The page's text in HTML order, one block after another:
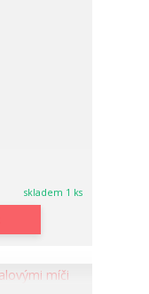
skladem 1 ks